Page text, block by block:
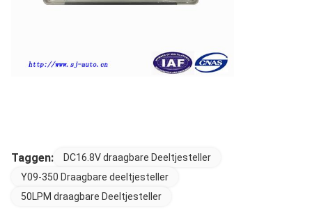
Taggen:
DC16.8V draagbare Deeltjesteller
Y09-350 Draagbare deeltjesteller
50LPM draagbare Deeltjesteller